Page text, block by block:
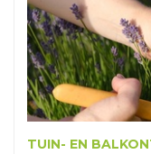
TUIN- EN